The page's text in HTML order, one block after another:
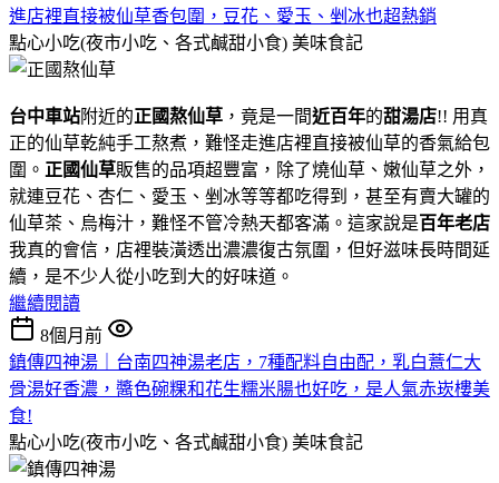
進店裡直接被仙草香包圍，豆花、愛玉、剉冰也超熱銷
點心小吃(夜市小吃、各式鹹甜小食) 美味食記
台中車站附近的正國熬仙草 ，竟是一間近百年的甜湯店!! 用真
正的仙草乾純手工熬煮，難怪走進店裡直接被仙草的香氣給包
圍。 正國仙草販售的品項超豐富，除了燒仙草、嫩仙草之外，
就連豆花、杏仁、愛玉、剉冰等等都吃得到，甚至有賣大罐的
仙草茶、烏梅汁，難怪不管冷熱天都客滿。這家說是百年老店
我真的會信，店裡裝潢透出濃濃復古氛圍，但好滋味長時間延
續，是不少人從小吃到大的好味道。
繼續閱讀
8個月前
鎮傳四神湯｜台南四神湯老店，7種配料自由配，乳白薏仁大
骨湯好香濃，醬色碗粿和花生糯米腸也好吃，是人氣赤崁樓美
食!
點心小吃(夜市小吃、各式鹹甜小食) 美味食記